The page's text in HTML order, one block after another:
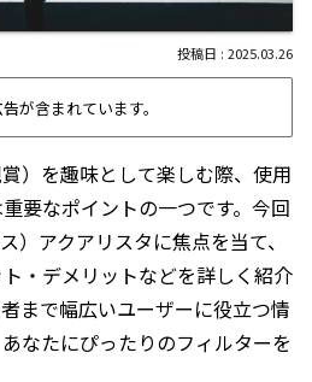
2025.03.26
が含まれています。
）を趣味として楽しむ際、使用
要なポイントの一つです。今回
）アクアリスタに焦点を当て、
・デメリットなどを詳しく紹介
まで幅広いユーザーに役立つ情
なたにぴったりのフィルターを